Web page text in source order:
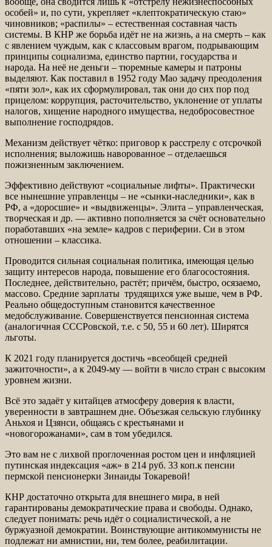
особей» и, по сути, укрепляет «клептократическую стаю»
чиновников; «распилы» – естественная составная часть
системы. В КНР же борьба идёт не на жизнь, а на смерть – как
с явлением чуждым, как с классовым врагом, подрывающим
принципы социализма, единство партии, государства и
народа. На неё не деньги – тюремные камеры и патроны
выделяют. Как поставил в 1952 году Мао задачу преодоления
«пяти зол», как их сформулировал, так они до сих пор под
прицелом: коррупция, расточительство, уклонение от уплаты
налогов, хищение народного имущества, недобросовестное
выполнение господрядов.
Механизм действует чётко: приговор к расстрелу с отсрочкой
исполнения; выложишь наворованное – отделаешься
пожизненным заключением.
Эффективно действуют «социальные лифты». Практически
все нынешние управленцы – не «сынки-наследники», как в
РФ, а «доросшие» и «выдвиженцы». Элита – управленческая,
творческая и др. — активно пополняется за счёт основательно
поработавших «на земле» кадров с периферии. Си в этом
отношении – классика.
Проводится сильная социальная политика, имеющая целью
защиту интересов народа, повышение его благосостояния.
Последнее, действительно, растёт; причём, быстро, осязаемо,
массово. Средние зарплаты трудящихся уже выше, чем в РФ.
Реально общедоступным становится качественное
медобслуживание. Совершенствуется пенсионная система
(аналогичная СССРовской, т.е. с 50, 55 и 60 лет). Ширятся
льготы.
К 2021 году планируется достичь «всеобщей средней
зажиточности», а к 2049-му — войти в число стран с высоким
уровнем жизни.
Всё это задаёт у китайцев атмосферу доверия к власти,
уверенности в завтрашнем дне. Объезжая сельскую глубинку
Аньхоя и Цзянси, общаясь с крестьянами и
«новогорожанами», сам в том убедился.
Это вам не с лихвой проглоченная ростом цен и инфляцией
путинская индексация «аж» в 214 руб. 33 коп.к пенсии
пермской пенсионерки Зинаиды Токаревой!
КНР достаточно открыта для внешнего мира, в ней
гарантированы демократические права и свободы. Однако,
следует понимать: речь идёт о социалистической, а не
буржуазной демократии. Воинствующие антикоммунисты не
подлежат ни амнистии, ни, тем более, реабилитации.